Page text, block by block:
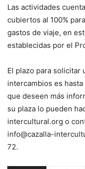
Las actividades
cubiertos al 100%
gastos de viaje, en
establecidas por el
El plazo para solicitar
intercambios es
que deseen más
su plaza lo pueden
intercultural.org o
info@cazalla-
72.